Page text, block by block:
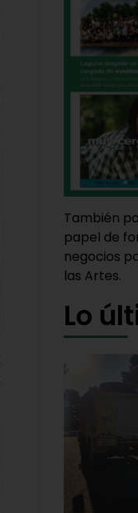
También
papel de
negocios
las Artes.
Lo